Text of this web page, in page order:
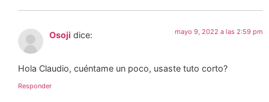
Osoji dice: mayo 9, 2022 a las 2:59 pm
Hola Claudio, cuéntame un poco, usaste tuto corto?
Responder